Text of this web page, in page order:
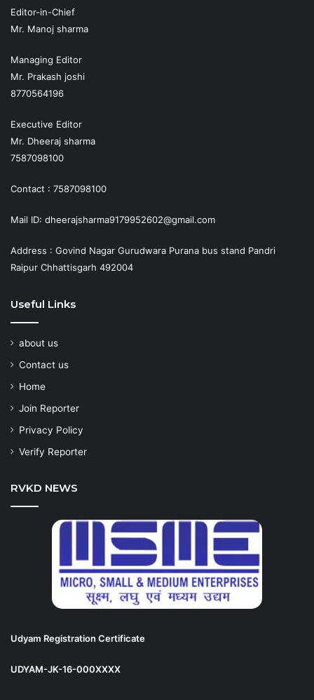
Editor-in-Chief
Mr. Manoj sharma
Managing Editor
Mr. Prakash joshi
8770564196
Executive Editor
Mr. Dheeraj sharma
7587098100
Contact : 7587098100
Mail ID: dheerajsharma9179952602@gmail.com
Address : Govind Nagar Gurudwara Purana bus stand Pandri
Raipur Chhattisgarh 492004
Useful Links
about us
Contact us
Home
Join Reporter
Privacy Policy
Verify Reporter
RVKD NEWS
Udyam Registration Certificate
UDYAM-JK-16-000XXXX